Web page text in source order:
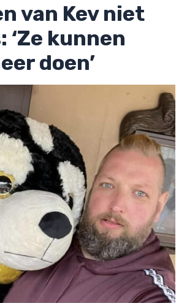
van Kev niet
‘Ze kunnen
doen’